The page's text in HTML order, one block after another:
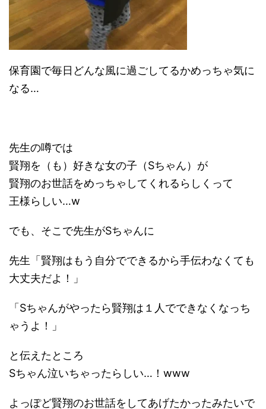
保育園で毎日どんな風に過ごしてるかめっちゃ気に
なる…
先生の噂では
賢翔を（も）好きな女の子（Sちゃん）が
賢翔のお世話をめっちゃしてくれるらしくって
王様らしい…w
でも、そこで先生がSちゃんに
先生「賢翔はもう自分でできるから手伝わなくても
大丈夫だよ！」
「Sちゃんがやったら賢翔は１人でできなくなっち
ゃうよ！」
と伝えたところ
Sちゃん泣いちゃったらしい…！www
よっぽど賢翔のお世話をしてあげたかったみたいで